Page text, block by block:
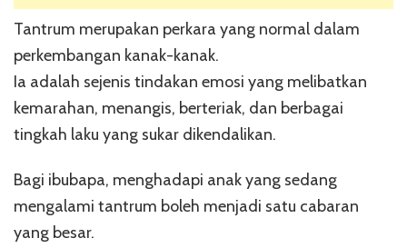
Tantrum merupakan perkara yang normal dalam
perkembangan kanak-kanak.
Ia adalah sejenis tindakan emosi yang melibatkan
kemarahan, menangis, berteriak, dan berbagai
tingkah laku yang sukar dikendalikan.
Bagi ibubapa, menghadapi anak yang sedang
mengalami tantrum boleh menjadi satu cabaran
yang besar.